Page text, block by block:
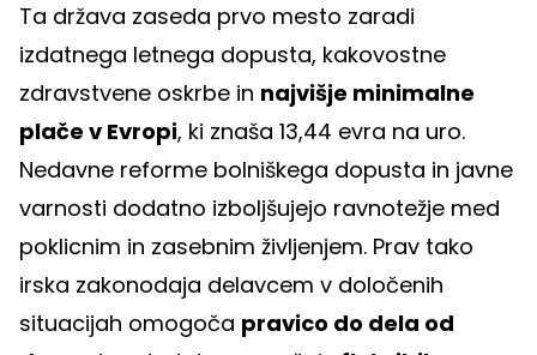
Ta država zaseda prvo mesto zaradi
izdatnega letnega dopusta, kakovostne
zdravstvene oskrbe in najvišje minimalne
plače v Evropi, ki znaša 13,44 evra na uro.
Nedavne reforme bolniškega dopusta in javne
varnosti dodatno izboljšujejo ravnotežje med
poklicnim in zasebnim življenjem. Prav tako
irska zakonodaja delavcem v določenih
situacijah omogoča pravico do dela od